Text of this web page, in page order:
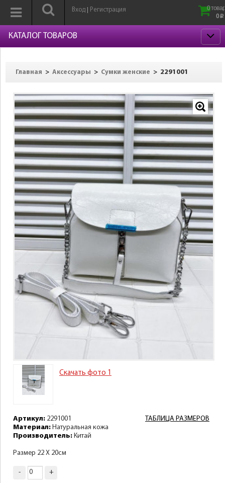
Вход Регистрация
0
0 p
КАТАЛОГ ТОВАРОВ
Главная > Аксессуары > Сумки женские > 2291001
Скачать фото 1
ТАБЛИЦА РАЗМЕРОВ
Артикул: 2291001
Материал: Натуральная кожа
Производитель: Китай
Размер 22 Х 20см
- +